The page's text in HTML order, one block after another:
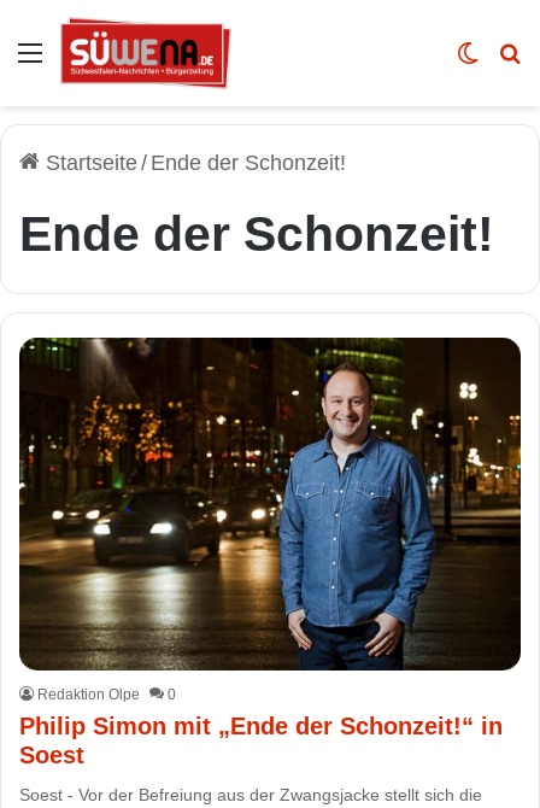
Auswahl Skin
Startseite/ Ende der Schonzeit!
Ende der Schonzeit!
Redaktion Olpe 0
Philip Simon mit „Ende der Schonzeit!“ in
Soest
Soest - Vor der Befreiung aus der Zwangsjacke stellt sich die